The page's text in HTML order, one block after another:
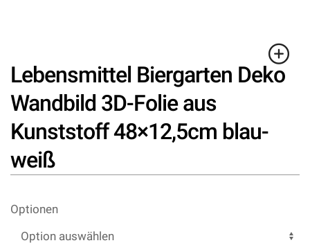
Lebensmittel Biergarten Deko
Wandbild 3D-Folie aus
Kunststoff 48×12,5cm blau-
weiß
Optionen